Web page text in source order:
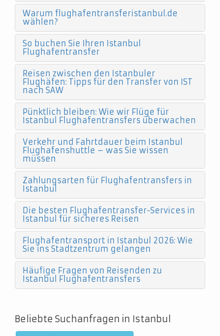
Warum flughafentransferistanbul.de
wählen?
So buchen Sie Ihren Istanbul
Flughafentransfer
Reisen zwischen den Istanbuler
Flughäfen: Tipps für den Transfer von IST
nach SAW
Pünktlich bleiben: Wie wir Flüge für
Istanbul Flughafentransfers überwachen
Verkehr und Fahrtdauer beim Istanbul
Flughafenshuttle – was Sie wissen
müssen
Zahlungsarten für Flughafentransfers in
Istanbul
Die besten Flughafentransfer-Services in
Istanbul für sicheres Reisen
Flughafentransport in Istanbul 2026: Wie
Sie ins Stadtzentrum gelangen
Häufige Fragen von Reisenden zu
Istanbul Flughafentransfers
Beliebte Suchanfragen in Istanbul